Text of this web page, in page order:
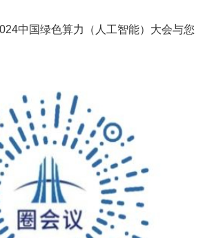
中国绿色算力（人工智能）大会与您